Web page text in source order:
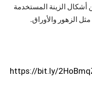
أشكال الزينة المستخدمة
الزهور والأوراق.
https://bit.ly/